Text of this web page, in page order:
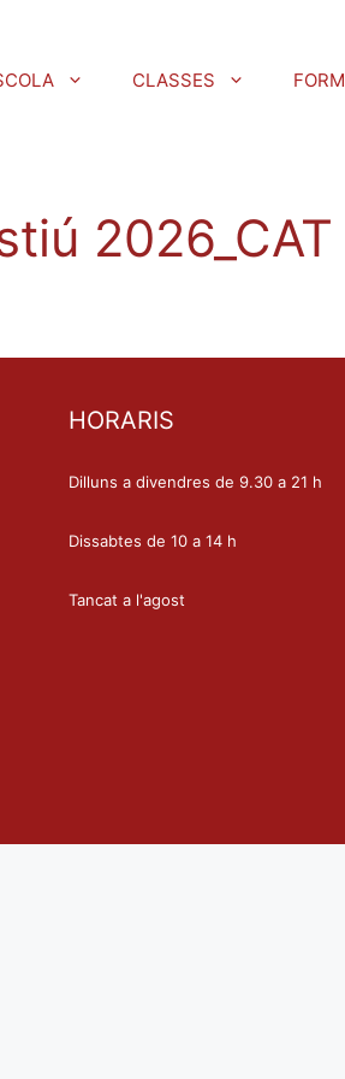
CLASSES
2026_CAT
HORARIS
Dilluns a divendres de 9.30 a 21 h
Dissabtes de 10 a 14 h
Tancat a l'agost